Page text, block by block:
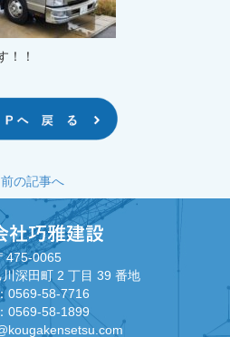
！！
前の記事へ
475-0065
深田町 2 丁目 39 番地
0569-58-7716
0569-58-1899